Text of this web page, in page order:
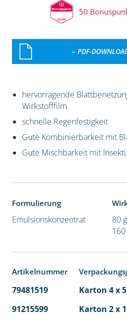
50
– PDF-
hervorragende
Wirkstofffilm
schnelle Regenfestigkeit
Gute Kombinierbarkeit mit
Gute Mischbarkeit mit
Formulierung
Emulsionskonzentrat
80
Artikelnummer
79481519 Karton 4 x
91215599
Karton 2 x